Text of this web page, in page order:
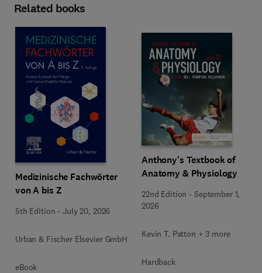
Related books
Medizinische Fachwörter
von A bis Z
5th Edition -July 20, 2026
Urban & Fischer Elsevier GmbH
eBook
Anthony's Textbook of
Anatomy & Physiology
22nd Edition - September 1,
2026
Kevin T. Patton + 3 more
Hardback